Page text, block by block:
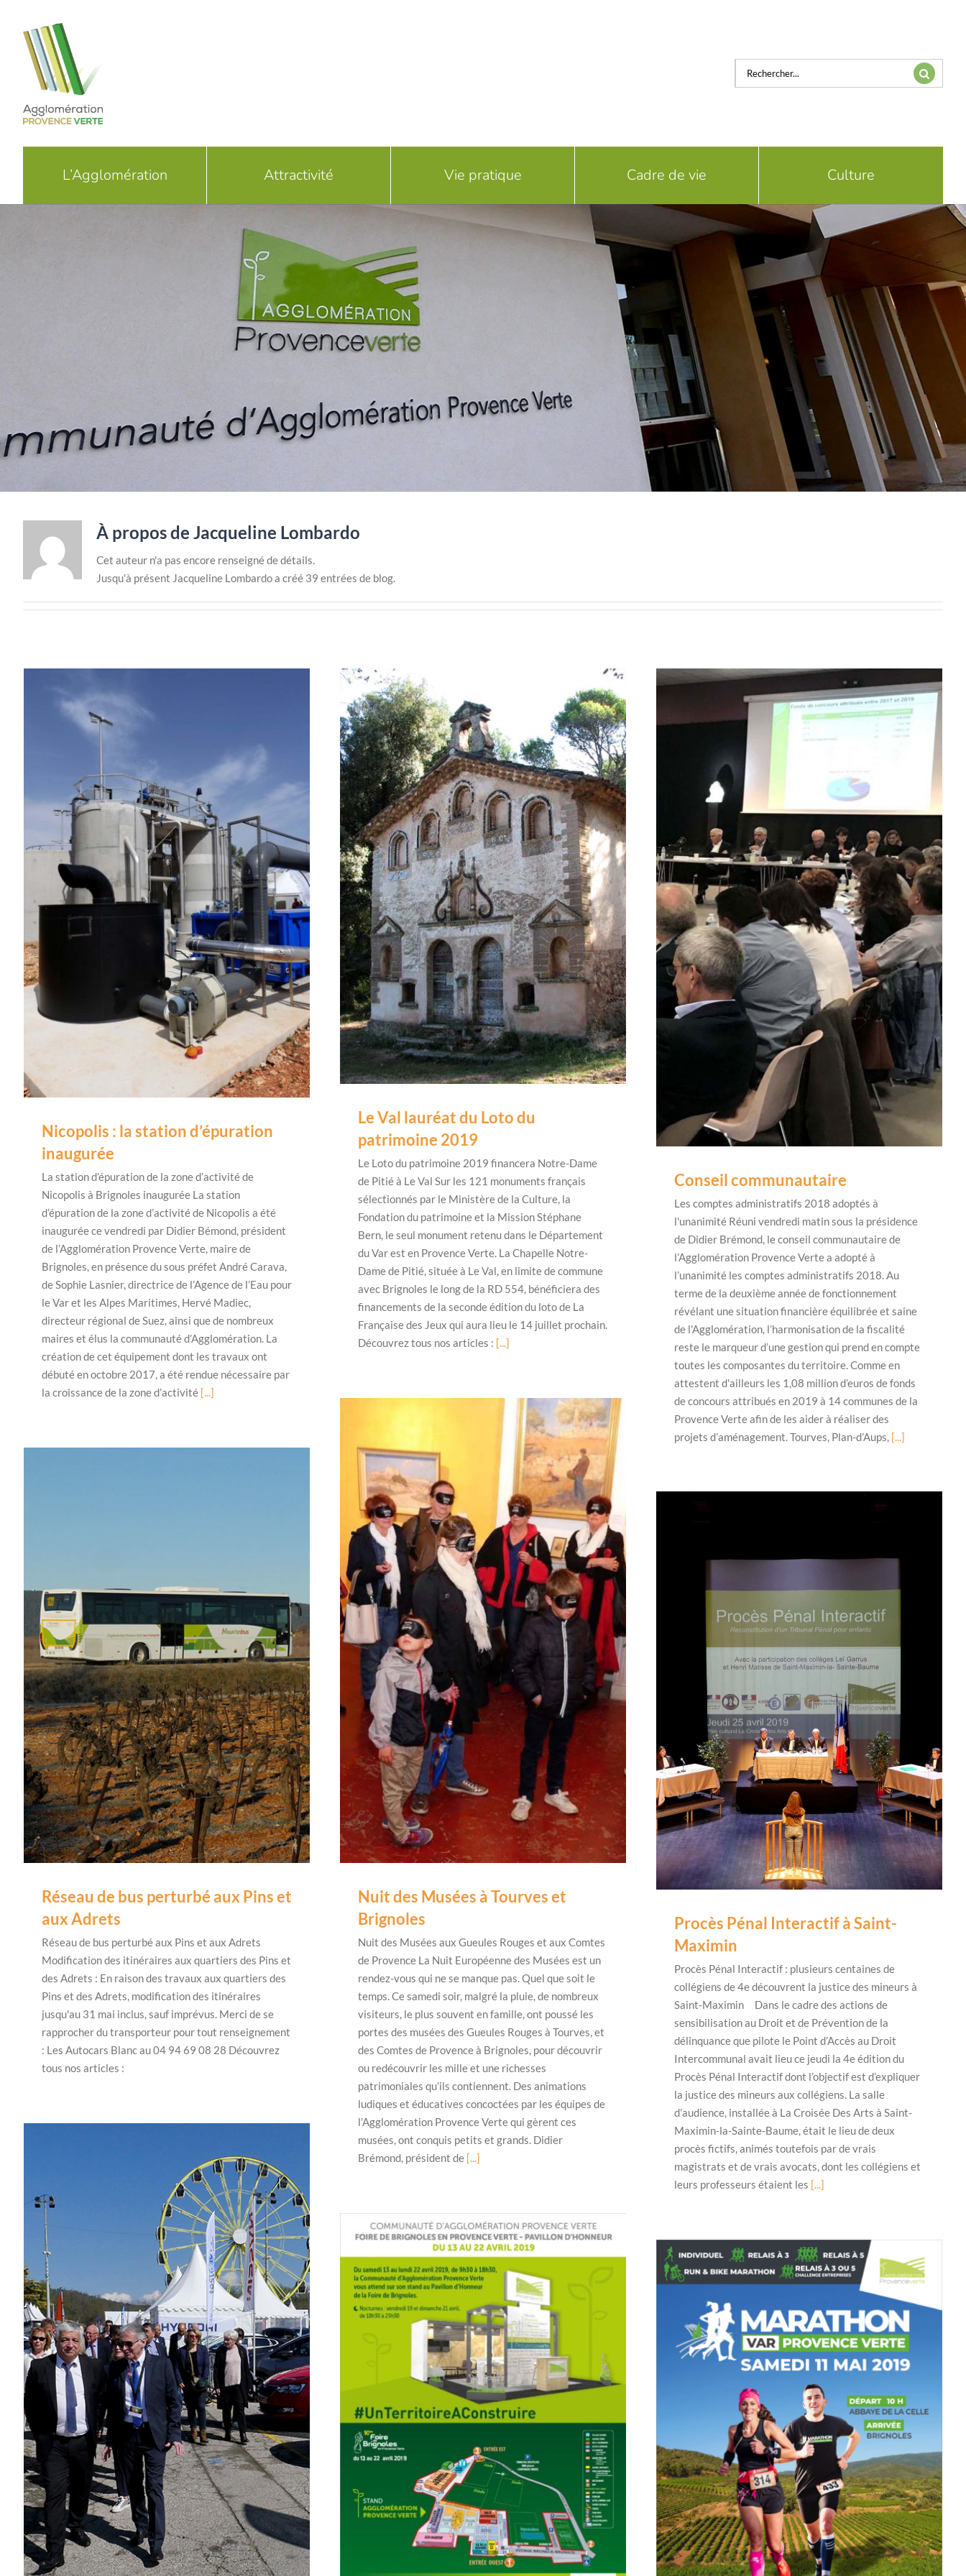
contenu
Rechercher:
L’Agglomération Attractivité Vie pratique Cadre de vie Culture
À propos de Jacqueline Lombardo
Cet auteur n'a pas encore renseigné de détails.
Jusqu'à présent Jacqueline Lombardo a créé 39 entrées de blog.
Nicopolis : la station d’épuration
inaugurée
La station d’épuration de la zone d’activité de
Nicopolis à Brignoles inaugurée La station
d’épuration de la zone d’activité de Nicopolis a été
inaugurée ce vendredi par Didier Bémond, président
de l’Agglomération Provence Verte, maire de
Brignoles, en présence du sous préfet André Carava,
de Sophie Lasnier, directrice de l’Agence de l’Eau pour
le Var et les Alpes Maritimes, Hervé Madiec,
directeur régional de Suez, ainsi que de nombreux
maires et élus la communauté d’Agglomération. La
création de cet équipement dont les travaux ont
débuté en octobre 2017, a été rendue nécessaire par
la croissance de la zone d’activité [...]
Le Val lauréat du Loto du
patrimoine 2019
Le Loto du patrimoine 2019 financera Notre-Dame
de Pitié à Le Val Sur les 121 monuments français
sélectionnés par le Ministère de la Culture, la
Fondation du patrimoine et la Mission Stéphane
Bern, le seul monument retenu dans le Département
du Var est en Provence Verte. La Chapelle Notre-
Dame de Pitié, située à Le Val, en limite de commune
avec Brignoles le long de la RD 554, bénéficiera des
financements de la seconde édition du loto de La
Française des Jeux qui aura lieu le 14 juillet prochain.
Découvrez tous nos articles : [...]
Conseil communautaire
Les comptes administratifs 2018 adoptés à
l'unanimité Réuni vendredi matin sous la présidence
de Didier Brémond, le conseil communautaire de
l’Agglomération Provence Verte a adopté à
l’unanimité les comptes administratifs 2018. Au
terme de la deuxième année de fonctionnement
révélant une situation financière équilibrée et saine
de l'Agglomération, l’harmonisation de la fiscalité
reste le marqueur d’une gestion qui prend en compte
toutes les composantes du territoire. Comme en
attestent d'ailleurs les 1,08 million d’euros de fonds
de concours attribués en 2019 à 14 communes de la
Provence Verte afin de les aider à réaliser des
projets d’aménagement. Tourves, Plan-d’Aups, [...]
Nuit des Musées à Tourves et
Brignoles
Nuit des Musées aux Gueules Rouges et aux Comtes
de Provence La Nuit Européenne des Musées est un
rendez-vous qui ne se manque pas. Quel que soit le
temps. Ce samedi soir, malgré la pluie, de nombreux
visiteurs, le plus souvent en famille, ont poussé les
portes des musées des Gueules Rouges à Tourves, et
des Comtes de Provence à Brignoles, pour découvrir
ou redécouvrir les mille et une richesses
patrimoniales qu’ils contiennent. Des animations
ludiques et éducatives concoctées par les équipes de
l’Agglomération Provence Verte qui gèrent ces
musées, ont conquis petits et grands. Didier
Brémond, président de [...]
Réseau de bus perturbé aux Pins et
aux Adrets
Réseau de bus perturbé aux Pins et aux Adrets
Modification des itinéraires aux quartiers des Pins et
des Adrets : En raison des travaux aux quartiers des
Pins et des Adrets, modification des itinéraires
jusqu'au 31 mai inclus, sauf imprévus. Merci de se
rapprocher du transporteur pour tout renseignement
: Les Autocars Blanc au 04 94 69 08 28 Découvrez
tous nos articles :
Procès Pénal Interactif à Saint-
Maximin
Procès Pénal Interactif : plusieurs centaines de
collégiens de 4e découvrent la justice des mineurs à
Saint-Maximin Dans le cadre des actions de
sensibilisation au Droit et de Prévention de la
délinquance que pilote le Point d’Accès au Droit
Intercommunal avait lieu ce jeudi la 4e édition du
Procès Pénal Interactif dont l’objectif est d’expliquer
la justice des mineurs aux collégiens. La salle
d’audience, installée à La Croisée Des Arts à Saint-
Maximin-la-Sainte-Baume, était le lieu de deux
procès fictifs, animés toutefois par de vrais
magistrats et de vrais avocats, dont les collégiens et
leurs professeurs étaient les [...]